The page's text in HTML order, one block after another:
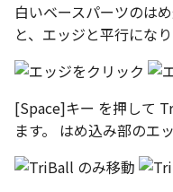
白いベースパーツのは
と、エッジと平行になり
[Space]キー を押して
ます。 はめ込み部のエ